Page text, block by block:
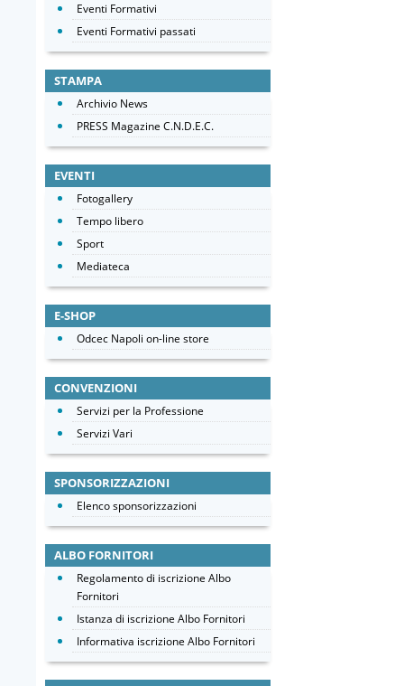
Eventi Formativi
Eventi Formativi passati
STAMPA
Archivio News
PRESS Magazine C.N.D.E.C.
EVENTI
Fotogallery
Tempo libero
Sport
Mediateca
E-SHOP
Odcec Napoli on-line store
CONVENZIONI
Servizi per la Professione
Servizi Vari
SPONSORIZZAZIONI
Elenco sponsorizzazioni
ALBO FORNITORI
Regolamento di iscrizione Albo
Fornitori
Istanza di iscrizione Albo Fornitori
Informativa iscrizione Albo Fornitori